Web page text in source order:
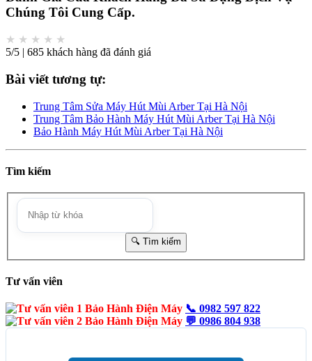
Chúng Tôi Cung Cấp.
★ ★ ★ ★ ★
5/5 | 685 khách hàng đã đánh giá
Bài viết tương tự:
Trung Tâm Sửa Máy Hút Mùi Arber Tại Hà Nội
Trung Tâm Bảo Hành Máy Hút Mùi Arber Tại Hà Nội
Bảo Hành Máy Hút Mùi Arber Tại Hà Nội
Tìm kiếm
Tư vấn viên
📞 0982 597 822
💬 0986 804 938